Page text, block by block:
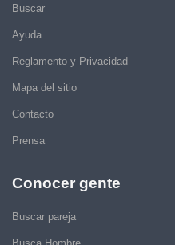
Buscar
Ayuda
Reglamento y Privacidad
Mapa del sitio
Contacto
Prensa
Conocer gente
Buscar pareja
Busca Hombre